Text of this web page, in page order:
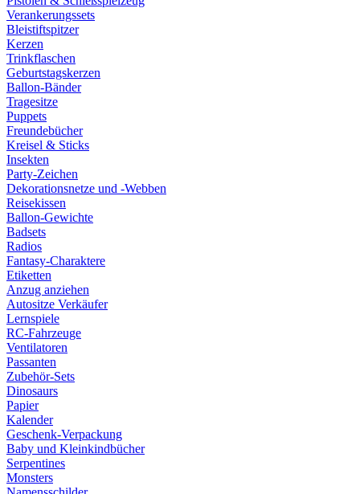
Verankerungssets
Bleistiftspitzer
Kerzen
Trinkflaschen
Geburtstagskerzen
Ballon-Bänder
Tragesitze
Puppets
Freundebücher
Kreisel & Sticks
Insekten
Party-Zeichen
Dekorationsnetze und -Webben
Reisekissen
Ballon-Gewichte
Badsets
Radios
Fantasy-Charaktere
Etiketten
Anzug anziehen
Autositze Verkäufer
Lernspiele
RC-Fahrzeuge
Ventilatoren
Passanten
Zubehör-Sets
Dinosaurs
Papier
Kalender
Geschenk-Verpackung
Baby und Kleinkindbücher
Serpentines
Monsters